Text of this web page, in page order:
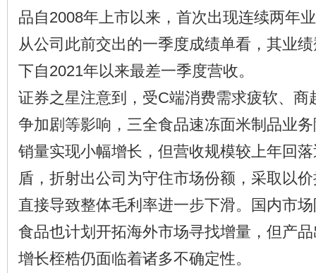
品自2008年上市以来，首次出现连续两年
从公司此前交出的一季度成绩单看，其业
下自2021年以来最差一季度营收。
证券之星注意到，受C端消费需求疲软、商
争加剧等影响，三全食品速冻面米制品业
销量实现小幅增长，但营收规模较上年回
盾，折射出公司为守住市场份额，采取以
直接导致整体毛利率进一步下滑。国内市
食品也计划开拓海外市场寻找增量，但产
增长桎梏仍面临着诸多不确定性。